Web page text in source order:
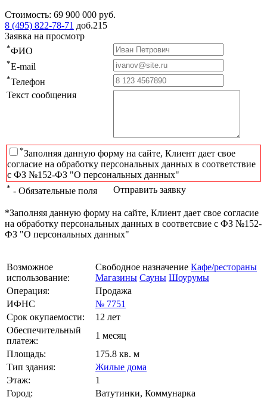
Стоимость: 69 900 000 руб.
8 (495) 822-78-71 доб.215
Заявка на просмотр
*ФИО
*E-mail
*Телефон
Текст сообщения
*Заполняя данную форму на сайте, Клиент дает свое
согласие на обработку персональных данных в соответствие
с ФЗ №152-ФЗ "О персональных данных"
* - Обязательные поля Отправить заявку
*Заполняя данную форму на сайте, Клиент дает свое согласие
на обработку персональных данных в соответсвие с ФЗ №152-
ФЗ "О персональных данных"
Возможное
использование:
Свободное назначение Кафе/рестораны
Магазины Сауны Шоурумы
Операция:
Продажа
ИФНС
№ 7751
Срок окупаемости:
12 лет
Обеспечительный
платеж:
1 месяц
Площадь:
175.8 кв. м
Тип здания:
Жилые дома
Этаж:
1
Город:
Ватутинки, Коммунарка